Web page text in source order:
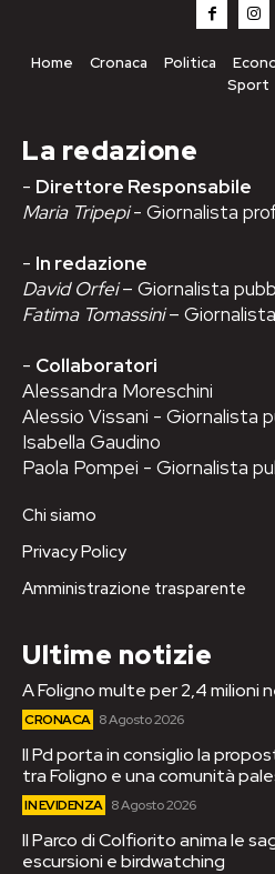
Home Cronaca Politica
Sport
La redazione
- Direttore Responsabile
Maria Tripepi- Giornalista
- In redazione
David Orfei– Giornalista
Fatima Tomassini–
- Collaboratori
Alessandra Moreschini
Alessio Vissani - Giornalista
Isabella Gaudino
Paola Pompei - Giornalista
Chi siamo
Privacy Policy
Amministrazione trasparente
Ultime notizie
A Foligno multe per 2,4 milioni
CRONACA 8 Agosto 2026
Il Pd porta in consiglio la
tra Foligno e una comunità
IN EVIDENZA 8 Agosto 2026
Il Parco di Colfiorito anima le
escursioni e birdwatching